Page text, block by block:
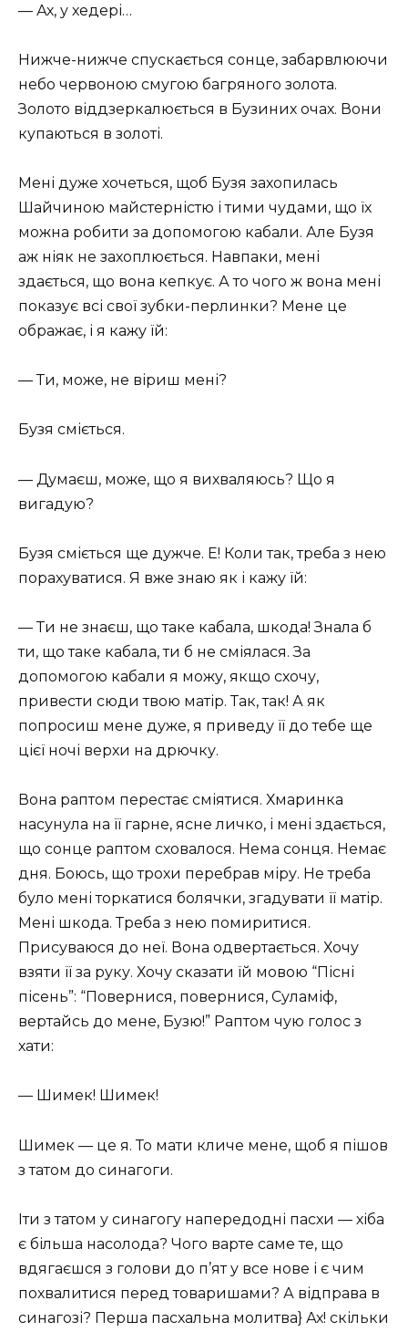
— Ах, у хедері…
Нижче-нижче спускається сонце, забарвлюючи
небо червоною смугою багряного золота.
Золото віддзеркалюється в Бузиних очах. Вони
купаються в золоті.
Мені дуже хочеться, щоб Бузя захопилась
Шайчиною майстерністю і тими чудами, що їх
можна робити за допомогою кабали. Але Бузя
аж ніяк не захоплюється. Навпаки, мені
здається, що вона кепкує. А то чого ж вона мені
показує всі свої зубки-перлинки? Мене це
ображає, і я кажу їй:
— Ти, може, не віриш мені?
Бузя сміється.
— Думаєш, може, що я вихваляюсь? Що я
вигадую?
Бузя сміється ще дужче. Е! Коли так, треба з нею
порахуватися. Я вже знаю як і кажу їй:
— Ти не знаєш, що таке кабала, шкода! Знала б
ти, що таке кабала, ти б не сміялася. За
допомогою кабали я можу, якщо схочу,
привести сюди твою матір. Так, так! А як
попросиш мене дуже, я приведу її до тебе ще
цієї ночі верхи на дрючку.
Вона раптом перестає сміятися. Хмаринка
насунула на її гарне, ясне личко, і мені здається,
що сонце раптом сховалося. Нема сонця. Немає
дня. Боюсь, що трохи перебрав міру. Не треба
було мені торкатися болячки, згадувати її матір.
Мені шкода. Треба з нею помиритися.
Присуваюся до неї. Вона одвертається. Хочу
взяти її за руку. Хочу сказати їй мовою “Пісні
пісень”: “Повернися, повернися, Суламіф,
вертайсь до мене, Бузю!” Раптом чую голос з
хати:
— Шимек! Шимек!
Шимек — це я. То мати кличе мене, щоб я пішов
з татом до синагоги.
Іти з татом у синагогу напередодні пасхи — хіба
є більша насолода? Чого варте саме те, що
вдягаєшся з голови до п’ят у все нове і є чим
похвалитися перед товаришами? А відправа в
синагозі? Перша пасхальна молитва} Ах! скільки